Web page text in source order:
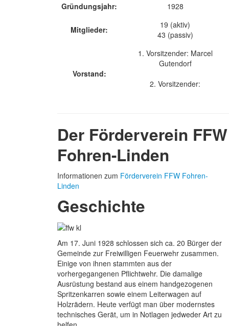
Gründungsjahr: 1928
Mitglieder:
19 (aktiv)
43 (passiv)
Vorstand:
1. Vorsitzender: Marcel
Gutendorf
2. Vorsitzender:
Der Förderverein FFW
Fohren-Linden
Informationen zum Förderverein FFW Fohren-
Linden
Geschichte
Am 17. Juni 1928 schlossen sich ca. 20 Bürger der
Gemeinde zur Freiwilligen Feuerwehr zusammen.
Einige von ihnen stammten aus der
vorhergegangenen Pflichtwehr. Die damalige
Ausrüstung bestand aus einem handgezogenen
Spritzenkarren sowie einem Leiterwagen auf
Holzrädern. Heute verfügt man über modernstes
technisches Gerät, um in Notlagen jedweder Art zu